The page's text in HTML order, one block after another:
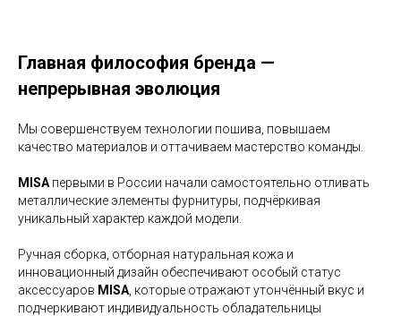
Главная философия бренда —
непрерывная эволюция
Мы совершенствуем технологии пошива, повышаем
качество материалов и оттачиваем мастерство команды.
MISA первыми в России начали самостоятельно отливать
металлические элементы фурнитуры, подчёркивая
уникальный характер каждой модели.
Ручная сборка, отборная натуральная кожа и
инновационный дизайн обеспечивают особый статус
аксессуаров MISA , которые отражают утончённый вкус и
подчеркивают индивидуальность обладательницы